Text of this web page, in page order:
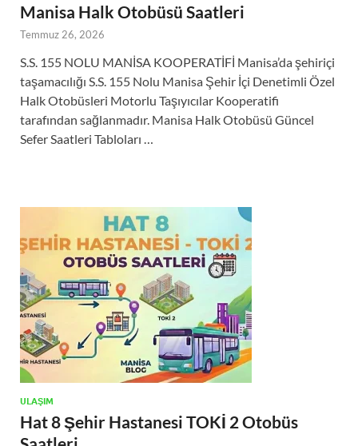
Manisa Halk Otobüsü Saatleri
Temmuz 26, 2026
S.S. 155 NOLU MANİSA KOOPERATİFİ Manisa’da şehiriçi
taşamacılığı S.S. 155 Nolu Manisa Şehir İçi Denetimli Özel
Halk Otobüsleri Motorlu Taşıyıcılar Kooperatifi
tarafından sağlanmadır. Manisa Halk Otobüsü Güncel
Sefer Saatleri Tabloları …
ULAŞIM
Hat 8 Şehir Hastanesi TOKİ 2 Otobüs